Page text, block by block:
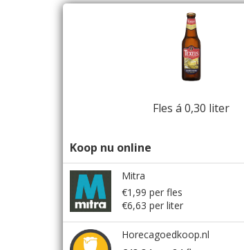
Fles á 0,30 liter
Koop nu online
Mitra
€1,99 per fles
€6,63 per liter
Horecagoedkoop.nl